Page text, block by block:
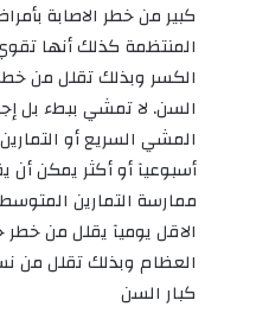
كبير من خطر الاصابة
المنتظمة كذلك أنها
الكسر وبذلك تقلل من
السن. لا تمشي ببطء بل
المشي السريع أو
أسبوعيآ أو أكثر يمكن
الاقل يوميآ يقلل من
العظام وبذلك تقلل من
كبار السن